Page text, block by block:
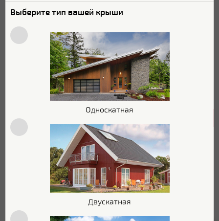
Длина
385 мм
RAL 8017
Цветовой оттенок Коричневый
Характеристики поверхности
Покрытие Полиэстер
Текстура поверхности Гладкая
Блеск поверхности Глянцевая
Zn 60-100 г/м2
Выберите тип вашей крыши
Односкатная
Двускатная